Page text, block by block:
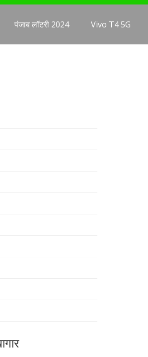
पंजाब लॉटरी 2024 Vivo T4 5G